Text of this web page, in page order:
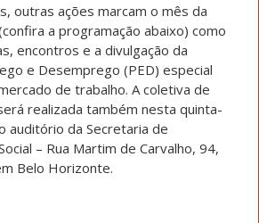
outras ações marcam o mês da
a programação abaixo) como
encontros e a divulgação da
e Desemprego (PED) especial
de trabalho. A coletiva de
realizada também nesta quinta-
auditório da Secretaria de
– Rua Martim de Carvalho, 94,
Belo Horizonte.